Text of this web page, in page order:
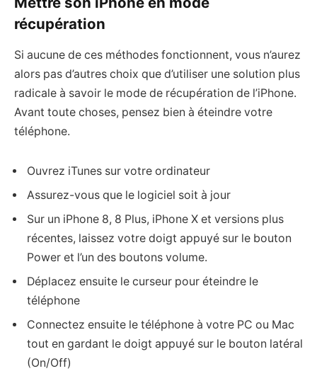
récupération
Si aucune de ces méthodes fonctionnent, vous n’aurez
alors pas d’autres choix que d’utiliser une solution plus
radicale à savoir le mode de récupération de l’iPhone.
Avant toute choses, pensez bien à éteindre votre
téléphone.
Ouvrez iTunes sur votre ordinateur
Assurez-vous que le logiciel soit à jour
Sur un iPhone 8, 8 Plus, iPhone X et versions plus
récentes, laissez votre doigt appuyé sur le bouton
Power et l’un des boutons volume.
Déplacez ensuite le curseur pour éteindre le
téléphone
Connectez ensuite le téléphone à votre PC ou Mac
tout en gardant le doigt appuyé sur le bouton latéral
(On/Off)